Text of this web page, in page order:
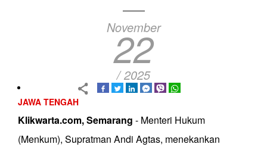
November
22
/ 2025
JAWA TENGAH
Klikwarta.com, Semarang - Menteri Hukum
(Menkum), Supratman Andi Agtas, menekankan